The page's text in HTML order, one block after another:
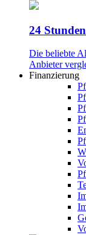
24
Die beliebte
Anbieter
Finanzierung